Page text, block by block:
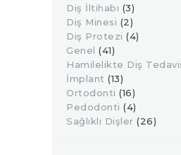
Diş İltihabı (3)
Diş Minesi (2)
Diş Protezi (4)
Genel (41)
Hamilelikte Diş
İmplant (13)
Ortodonti (16)
Pedodonti (4)
Sağlıklı Dişler (26)